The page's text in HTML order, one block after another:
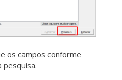
os campos conforme
pesquisa.